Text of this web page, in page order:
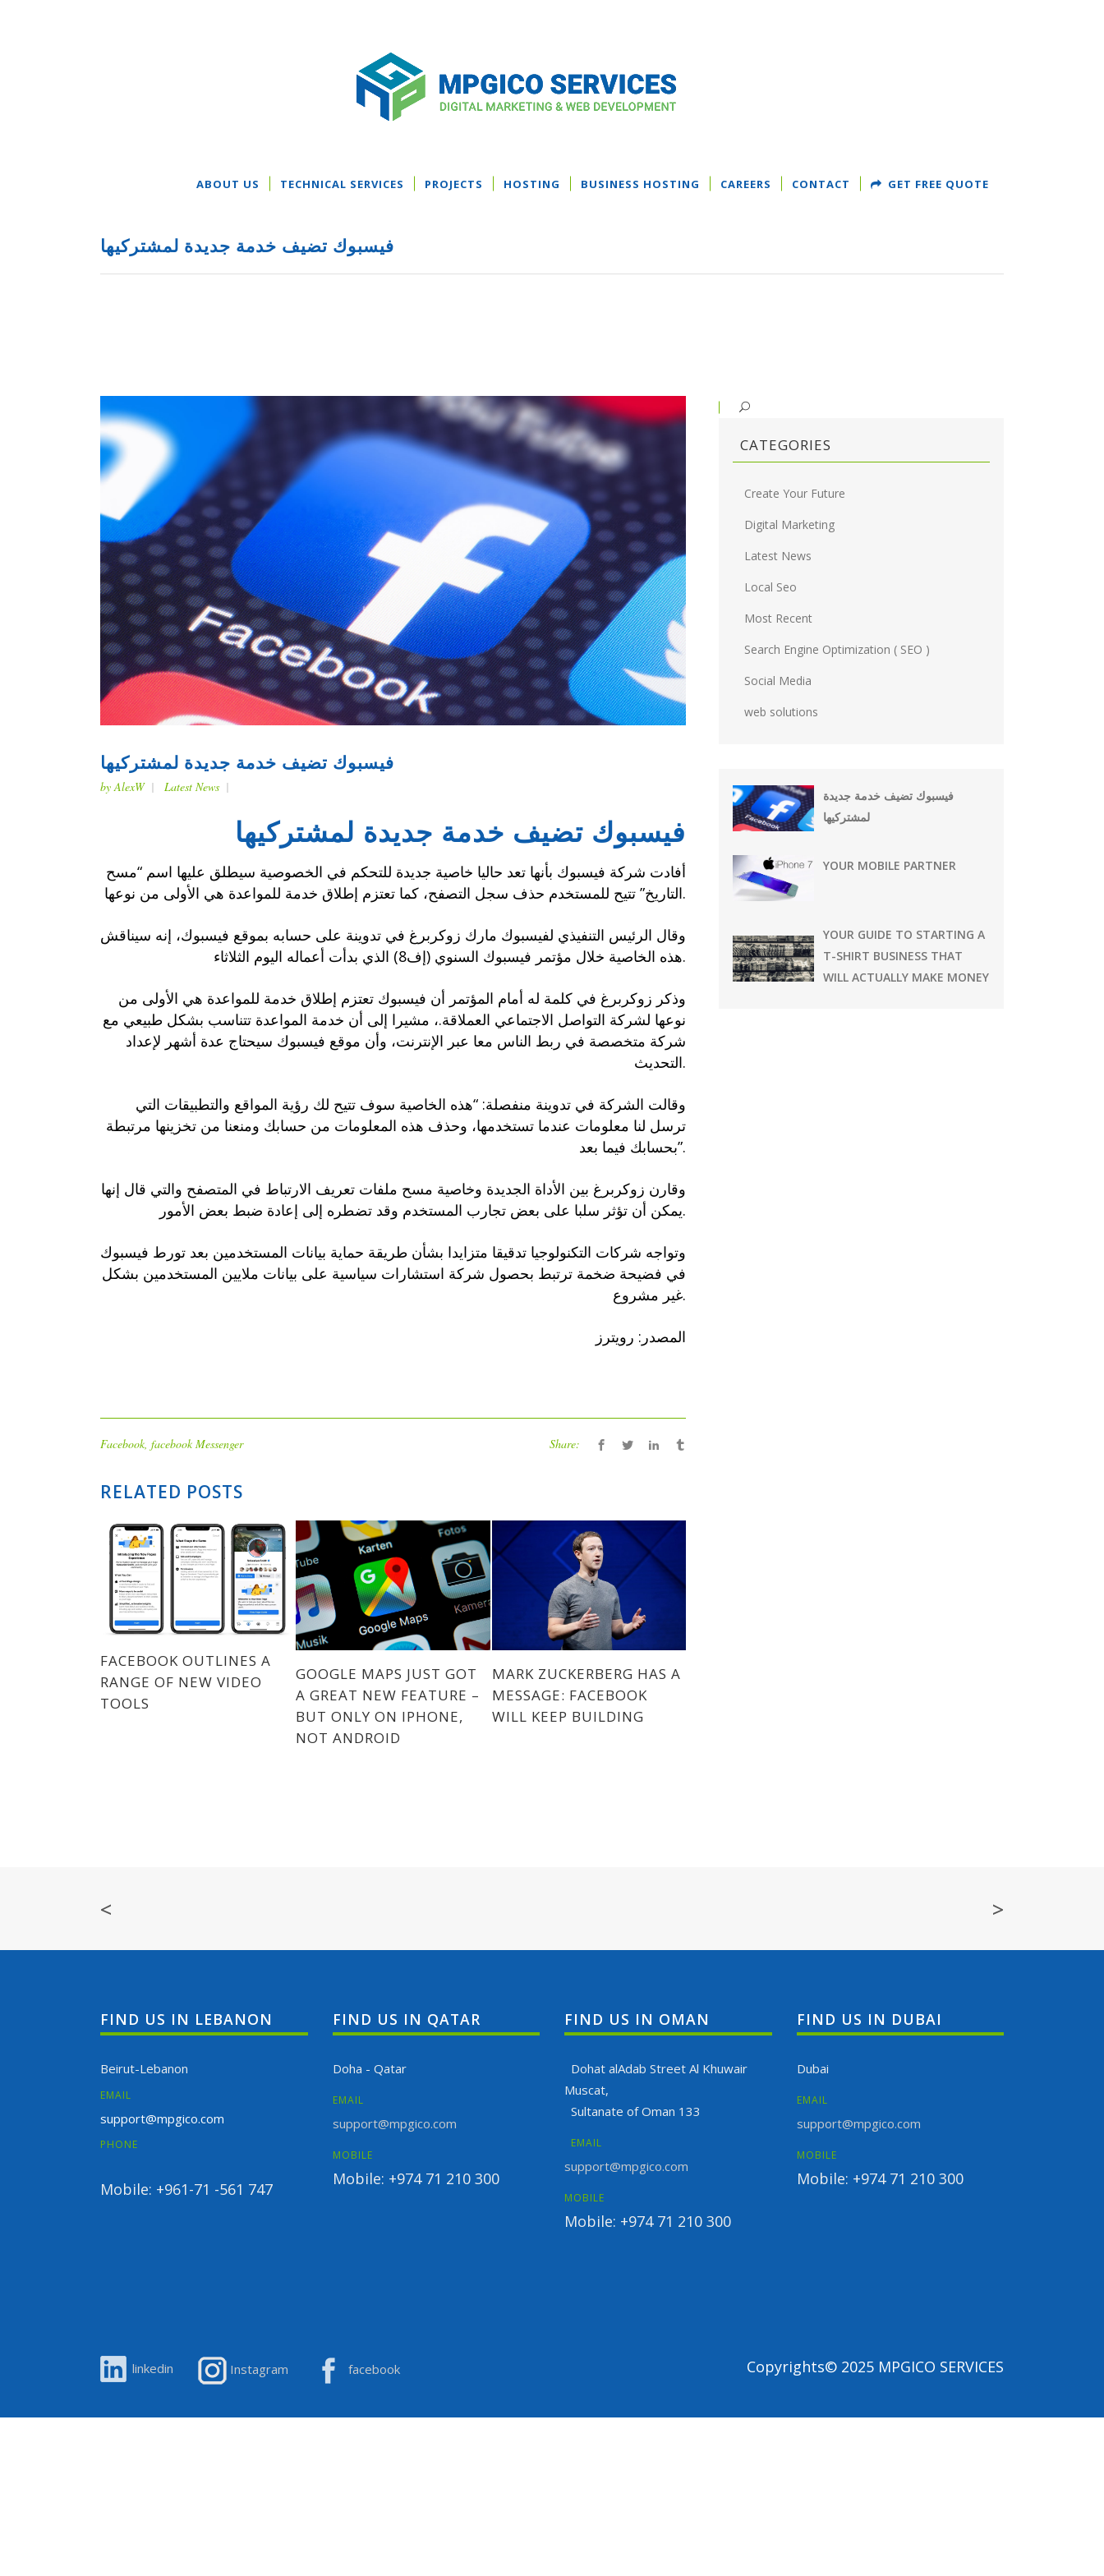
ABOUT US TECHNICAL SERVICES PROJECTS HOSTING BUSINESS HOSTING CAREERS CONTACT GET FREE QUOTE
فيسبوك تضيف خدمة جديدة لمشتركيها
فيسبوك تضيف خدمة جديدة لمشتركيها
byAlexW Latest News
فيسبوك تضيف خدمة جديدة لمشتركيها
أفادت شركة فيسبوك بأنها تعد حاليا خاصية جديدة للتحكم في الخصوصية سيطلق عليها اسم “مسح
التاريخ” تتيح للمستخدم حذف سجل التصفح، كما تعتزم إطلاق خدمة للمواعدة هي الأولى من نوعها.
وقال الرئيس التنفيذي لفيسبوك مارك زوكربرغ في تدوينة على حسابه بموقع فيسبوك، إنه سيناقش
هذه الخاصية خلال مؤتمر فيسبوك السنوي (إف8) الذي بدأت أعماله اليوم الثلاثاء.
وذكر زوكربرغ في كلمة له أمام المؤتمر أن فيسبوك تعتزم إطلاق خدمة للمواعدة هي الأولى من
نوعها لشركة التواصل الاجتماعي العملاقة.، مشيرا إلى أن خدمة المواعدة تتناسب بشكل طبيعي مع
شركة متخصصة في ربط الناس معا عبر الإنترنت، وأن موقع فيسبوك سيحتاج عدة أشهر لإعداد
التحديث.
وقالت الشركة في تدوينة منفصلة: “هذه الخاصية سوف تتيح لك رؤية المواقع والتطبيقات التي
ترسل لنا معلومات عندما تستخدمها، وحذف هذه المعلومات من حسابك ومنعنا من تخزينها مرتبطة
بحسابك فيما بعد”.
وقارن زوكربرغ بين الأداة الجديدة وخاصية مسح ملفات تعريف الارتباط في المتصفح والتي قال إنها
يمكن أن تؤثر سلبا على بعض تجارب المستخدم وقد تضطره إلى إعادة ضبط بعض الأمور.
وتواجه شركات التكنولوجيا تدقيقا متزايدا بشأن طريقة حماية بيانات المستخدمين بعد تورط فيسبوك
في فضيحة ضخمة ترتبط بحصول شركة استشارات سياسية على بيانات ملايين المستخدمين بشكل
غير مشروع.
المصدر: رويترز
Facebook, facebook Messenger Share:
RELATED POSTS
FACEBOOK OUTLINES A
RANGE OF NEW VIDEO
TOOLS
GOOGLE MAPS JUST GOT
A GREAT NEW FEATURE –
BUT ONLY ON IPHONE,
NOT ANDROID
MARK ZUCKERBERG HAS A
MESSAGE: FACEBOOK
WILL KEEP BUILDING
CATEGORIES
Create Your Future
Digital Marketing
Latest News
Local Seo
Most Recent
Search Engine Optimization ( SEO )
Social Media
web solutions
فيسبوك تضيف خدمة جديدة
لمشتركيها
YOUR MOBILE PARTNER
YOUR GUIDE TO STARTING A
T-SHIRT BUSINESS THAT
WILL ACTUALLY MAKE MONEY
< >
FIND US IN LEBANON
Beirut-Lebanon
EMAIL
support@mpgico.com
PHONE
Mobile: +961-71 -561 747
FIND US IN QATAR
Doha - Qatar
EMAIL
support@mpgico.com
MOBILE
Mobile: +974 71 210 300
FIND US IN OMAN
Dohat alAdab Street Al Khuwair
Muscat,
Sultanate of Oman 133
EMAIL
support@mpgico.com
MOBILE
Mobile: +974 71 210 300
FIND US IN DUBAI
Dubai
EMAIL
support@mpgico.com
MOBILE
Mobile: +974 71 210 300
linkedin Instagram facebook Copyrights© 2025 MPGICO SERVICES